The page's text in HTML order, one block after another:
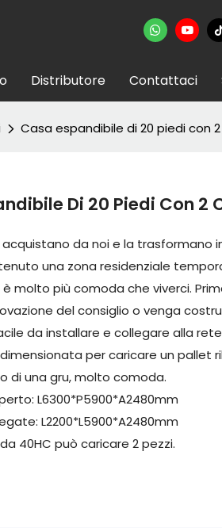
Distributore Contattaci
Casa espandibile di 20 piedi con
Di 20 Piedi Con 2
acquistano da noi e la trasformano
una zona residenziale
molto più comoda che viverci.
del consiglio o venga
da installare e collegare alla
per caricare un pallet
di una gru, molto comoda.
L6300*P5900*A2480mm
L2200*L5900*A2480mm
40HC può caricare 2 pezzi.